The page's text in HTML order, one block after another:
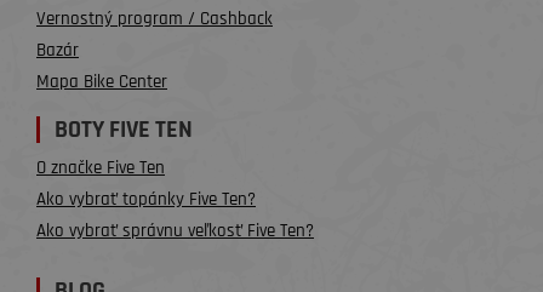
Vernostný program / Cashback
Bazár
Mapa Bike Center
BOTY FIVE TEN
O značke Five Ten
Ako vybrať topánky Five Ten?
Ako vybrať správnu veľkosť Five Ten?